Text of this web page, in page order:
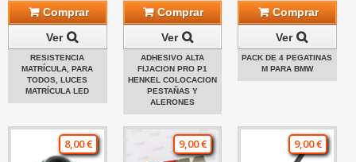
Comprar
Ver
RESISTENCIA
MATRÍCULA, PARA
TODOS, LUCES
MATRÍCULA LED
Comprar
Ver
ADHESIVO ALTA
FIJACION PRO P1
HENKEL COLOCACION
PESTAÑAS Y
ALERONES
Comprar
Ver
PACK DE 4 PEGATINAS
M PARA BMW
8,00 € 9,00 € 9,00 €